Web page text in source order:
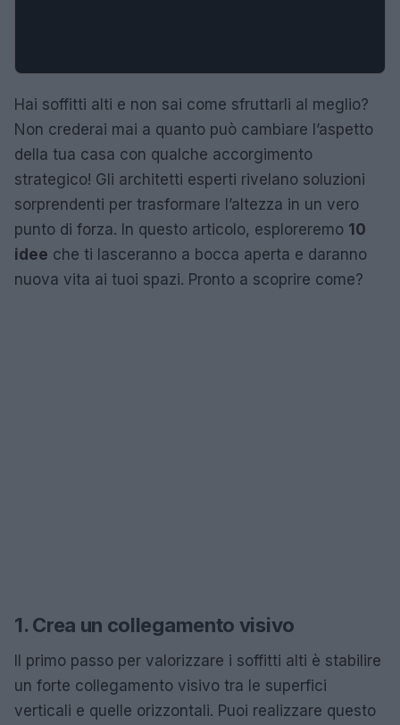
Hai soffitti alti e non sai come sfruttarli al meglio?
Non crederai mai a quanto può cambiare l’aspetto
della tua casa con qualche accorgimento
strategico! Gli architetti esperti rivelano soluzioni
sorprendenti per trasformare l’altezza in un vero
punto di forza. In questo articolo, esploreremo 10
idee che ti lasceranno a bocca aperta e daranno
nuova vita ai tuoi spazi. Pronto a scoprire come?
1. Crea un collegamento visivo
Il primo passo per valorizzare i soffitti alti è stabilire
un forte collegamento visivo tra le superfici
verticali e quelle orizzontali. Puoi realizzare questo